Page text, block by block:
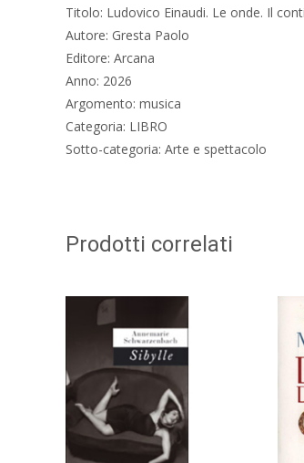
Titolo: Ludovico Einaudi. Le onde. Il
Autore: Gresta Paolo
Editore: Arcana
Anno: 2026
Argomento: musica
Categoria: LIBRO
Sotto-categoria: Arte e spettacolo
Prodotti correlati